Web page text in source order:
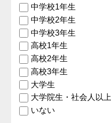
中学校1年生
中学校2年生
中学校3年生
高校1年生
高校2年生
高校3年生
大学生
大学院生・社会人以上
いない